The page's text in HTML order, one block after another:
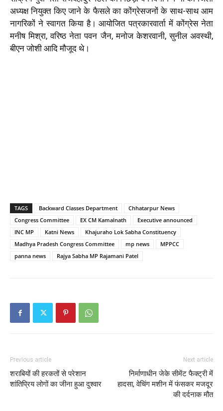
अध्यक्ष नियुक्त किए जाने के फैसले का कोंग्रेसजनों के साथ-साथ आम
नागरिकों ने स्वागत किया है। आयोजित पत्रकारवार्ता में कोंग्रेस नेता
मनीष मिश्रा, वरिष्ठ नेता पवन जैन, मनोज केशरवानी, सुनील अवस्थी,
बीएन जोशी आदि मौजूद थे।
TAGS Backward Classes Department
Chhatarpur News
Congress Committee
EX CM Kamalnath
Executive announced
INC MP
Katni News
Khajuraho Lok Sabha Constituency
Madhya Pradesh Congress Committee
mp news
MPPCC
panna news
Rajya Sabha MP Rajamani Patel
Previous article
शराबियों की हरकतों से परेशान
शांतिप्रिय लोगों का जीना हुआ दुश्वार
Next article
निर्माणाधीन जेके सीमेंट फैक्ट्री में
हादसा, वेचिंग मशीन में फंसकर मजदूर
की दर्दनाक मौत